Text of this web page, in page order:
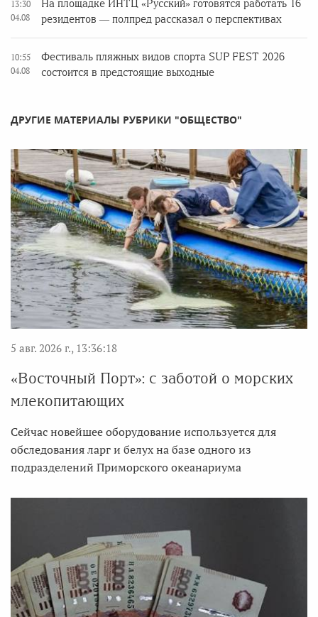
13:30
04.08
На площадке ИНТЦ «Русский» готовятся работать 16
резидентов — полпред рассказал о перспективах
10:55
04.08
Фестиваль пляжных видов спорта SUP FEST 2026
состоится в предстоящие выходные
ДРУГИЕ МАТЕРИАЛЫ РУБРИКИ "ОБЩЕСТВО"
5 авг. 2026 г., 13:36:18
«Восточный Порт»: с заботой о морских
млекопитающих
Сейчас новейшее оборудование используется для
обследования ларг и белух на базе одного из
подразделений Приморского океанариума